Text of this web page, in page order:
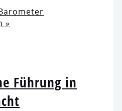
»
Führung in